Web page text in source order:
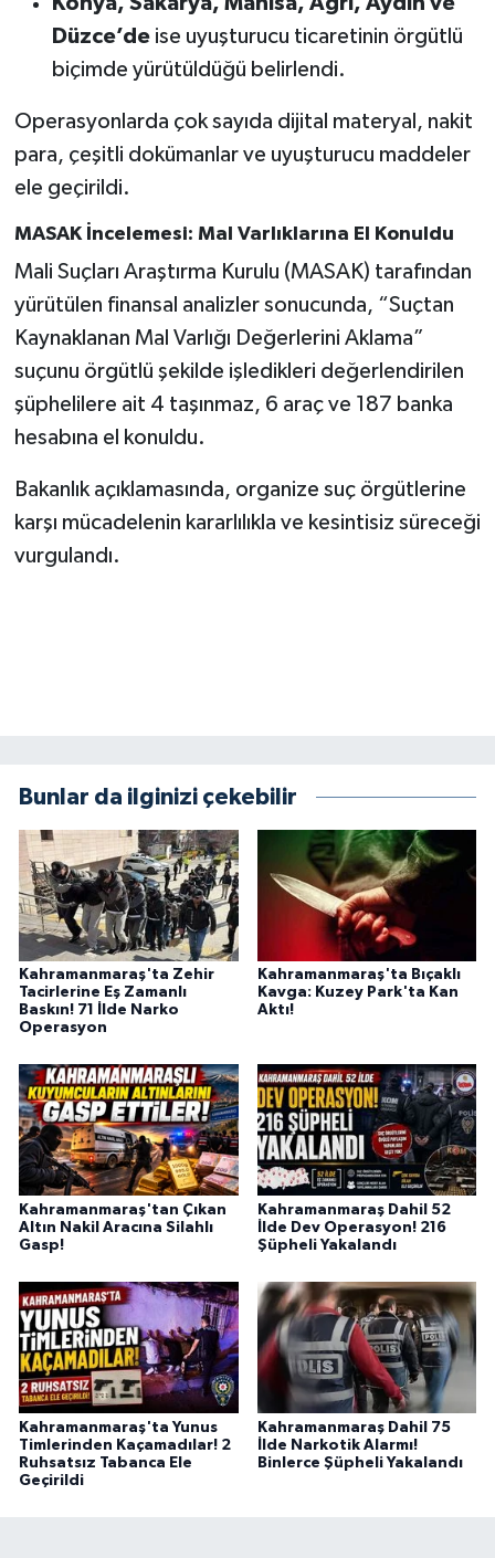
Düzce’deise uyuşturucu ticaretinin örgütlü
biçimde yürütüldüğü belirlendi.
Operasyonlarda çok sayıda dijital materyal, nakit
para, çeşitli dokümanlar ve uyuşturucu maddeler
ele geçirildi.
MASAK İncelemesi: Mal Varlıklarına El Konuldu
Mali Suçları Araştırma Kurulu (MASAK) tarafından
yürütülen finansal analizler sonucunda, “Suçtan
Kaynaklanan Mal Varlığı Değerlerini Aklama”
suçunu örgütlü şekilde işledikleri değerlendirilen
şüphelilere ait 4 taşınmaz, 6 araç ve 187 banka
hesabına el konuldu.
Bakanlık açıklamasında, organize suç örgütlerine
karşı mücadelenin kararlılıkla ve kesintisiz süreceği
vurgulandı.
Bunlar da ilginizi çekebilir
Kahramanmaraş'ta Zehir
Tacirlerine Eş Zamanlı
Baskın! 71 İlde Narko
Operasyon
Kahramanmaraş'ta Bıçaklı
Kavga: Kuzey Park'ta Kan
Aktı!
Kahramanmaraş'tan Çıkan
Altın Nakil Aracına Silahlı
Gasp!
Kahramanmaraş Dahil 52
İlde Dev Operasyon! 216
Şüpheli Yakalandı
Kahramanmaraş'ta Yunus
Timlerinden Kaçamadılar! 2
Ruhsatsız Tabanca Ele
Geçirildi
Kahramanmaraş Dahil 75
İlde Narkotik Alarmı!
Binlerce Şüpheli Yakalandı
BİLİM TEKNOLOJİ
ASAYİŞ
SEÇİM 2015
ÇEVRE
BİLİM VE TEKNOLOJİ
YARIŞMALAR
HABERDE İNSAN